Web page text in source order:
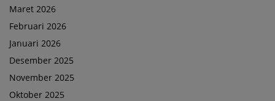
Maret 2026
Februari 2026
Januari 2026
Desember 2025
November 2025
Oktober 2025